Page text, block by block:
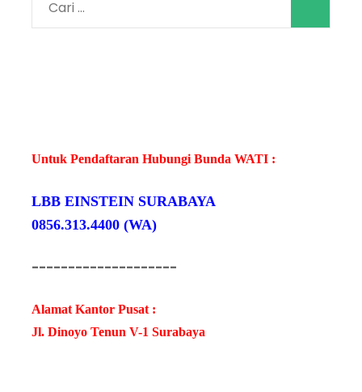
Cari
untuk:
Untuk Pendaftaran Hubungi Bunda WATI :
LBB EINSTEIN SURABAYA
0856.313.4400 (WA)
--------------------
Alamat Kantor Pusat :
Jl. Dinoyo Tenun V-1 Surabaya